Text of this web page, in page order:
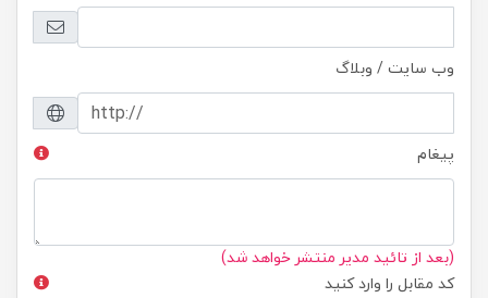
وب سایت / وبلاگ
پیغام
(بعد از تائید مدیر منتشر خواهد شد)
کد مقابل را وارد کنید